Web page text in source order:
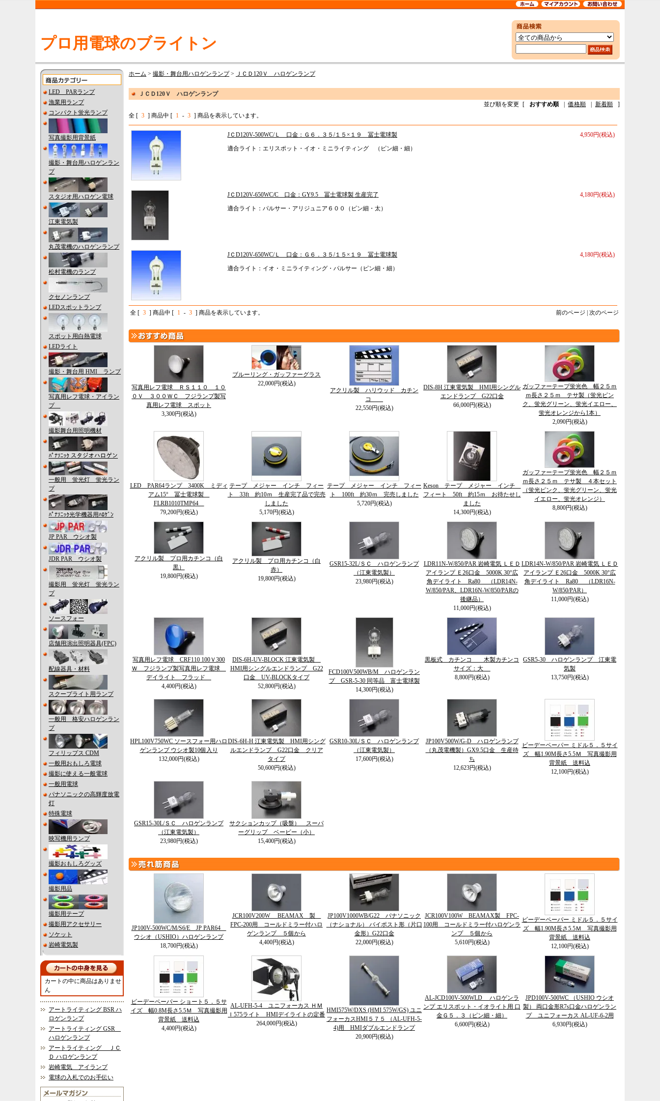
プロ用電球のブライトン
LED PARランプ
漁業用ランプ
コンパクト蛍光ランプ
写真撮影用背景紙
撮影・舞台用ハロゲンラン
プ
スタジオ用ハロゲン電球
江東電気製
丸茂電機のハロゲンランプ
松村電機のランプ
クセノンランプ
LEDスポットランプ
スポット用白熱電球
LEDライト
撮影・舞台用 HMI ランプ
写真用レフ電球・アイラン
プ
撮影舞台用照明機材
ﾊﾟﾅｿﾆｯｸ スタジオハロゲン
一般用 蛍光灯 蛍光ラン
プ
ﾊﾟﾅｿﾆｯｸ光学機器用ﾊﾛｹﾞﾝ
JP PAR ウシオ製
JDR PAR ウシオ製
撮影用 蛍光灯 蛍光ラン
プ
ソースフォー
店舗用演出照明器具(FPC)
配線器具・材料
スクープライト用ランプ
一般用 格安ハロゲンラン
プ
フィリップス CDM
一般用おもしろ電球
撮影に使える一般電球
一般用電球
パナソニックの高輝度放電
灯
特殊電球
映写機用ランプ
撮影おもしろグッズ
撮影用品
撮影用テープ
撮影用アクセサリー
ソケット
岩崎電気製
カートの中に商品はありませ
ん
アートライティング BSR ハ
ロゲンランプ
アートライティング GSR
ハロゲンランプ
アートライティング ＪＣ
Ｄ ハロゲンランプ
岩崎電気 アイランプ
電球の入札でのお手伝い
ホーム > 撮影・舞台用ハロゲンランプ> ＪＣＤ120Ｖ ハロゲンランプ
ＪＣＤ120Ｖ ハロゲンランプ
並び順を変更 [ おすすめ順 価格順 新着順
]
全 [ 3 ] 商品中 [ 1 - 3 ] 商品を表示しています。
4,950円(税込)
JＣD120V-500WC/Ｌ 口金：Ｇ６．３５/１５×１９ 冨士電球製
適合ライト：エリスポット・イオ・ミニライティング （ピン細・細）
4,180円(税込)
JＣD120V-650WC/C 口金：GY9.5 冨士電球製 生産完了
適合ライト：パルサー・アリジュニア６００（ピン細・太）
4,180円(税込)
JＣD120V-650WC/Ｌ 口金：Ｇ６．３５/１５×１９ 冨士電球製
適合ライト：イオ・ミニライティング・パルサー（ピン細・細）
全 [ 3 ] 商品中 [ 1 - 3 ] 商品を表示しています。 前のページ | 次のページ
写真用レフ電球 ＲＳ１１０ １０
０Ｖ ３００ＷＣ フジランプ製写
真用レフ電球 スポット
3,300円(税込)
ブルーリング・ガッファーグラス
22,000円(税込)
アクリル製 ハリウッド カチン
コ
22,550円(税込)
DIS-8H 江東電気製 HMI用シングル
エンドランプ G22口金
66,000円(税込)
ガッファーテープ蛍光色 幅２５ｍ
ｍ長さ２５ｍ テサ製（蛍光ピン
ク、蛍光グリーン、蛍光イエロー、
蛍光オレンジから1本）
2,090円(税込)
LED PAR64ランプ 3400K ミディ
アム15° 冨士電球製
FLRB1010TMP64
79,200円(税込)
テープ メジャー インチ フィー
ト 33ft 約10ｍ 生産完了品で完売
しました
5,170円(税込)
テープ メジャー インチ フィー
ト 100ft 約30ｍ 完売しました
5,720円(税込)
Keson テープ メジャー インチ
フィート 50ft 約15ｍ お待たせし
ました
14,300円(税込)
ガッファーテープ蛍光色 幅２５ｍ
ｍ長さ２５ｍ テサ製 ４本セット
（蛍光ピンク、蛍光グリーン、蛍光
イエロー、蛍光オレンジ）
8,800円(税込)
アクリル製 プロ用カチンコ（白
黒）
19,800円(税込)
アクリル製 プロ用カチンコ（白
赤）
19,800円(税込)
GSR15-32L/ＳＣ ハロゲンランプ
（江東電気製）
23,980円(税込)
LDR11N-W/850/PAR 岩崎電気 ＬＥＤ
アイランプ Ｅ26口金 5000K 30°広
角デイライト Ra80 （LDR14N-
W/850/PAR、LDR16N-W/850/PARの
後継品）
11,000円(税込)
LDR14N-W/850/PAR 岩崎電気 ＬＥＤ
アイランプ Ｅ26口金 5000K 30°広
角デイライト Ra80 （LDR16N-
W/850/PAR）
11,000円(税込)
写真用レフ電球 CRF110 100Ｖ300
Ｗ フジランプ製写真用レフ電球
デイライト フラッド
4,400円(税込)
DIS-6H-UV-BLOCK 江東電気製
HMI用シングルエンドランプ G22
口金 UV-BLOCKタイプ
52,800円(税込)
FCD100V500WB/M ハロゲンラン
プ GSR-5-30 同等品 富士電球製
14,300円(税込)
黒板式 カチンコ 木製カチンコ
サイズ：大
8,800円(税込)
GSR5-30 ハロゲンランプ 江東電
気製
13,750円(税込)
HPL100V750WC ソースフォー用ハロ
ゲンランプ ウシオ製10個入り
132,000円(税込)
DIS-6H-H 江東電気製 HMI用シング
ルエンドランプ G22口金 クリア
タイプ
50,600円(税込)
GSR10-30L/ＳＣ ハロゲンランプ
（江東電気製）
17,600円(税込)
JP100V500W/G-D ハロゲンランプ
（丸茂電機製）GX9.5口金 生産待
ち
12,623円(税込)
ビーデーペーパー ミドル５．５サイ
ズ 幅1.90M長さ5.5Ｍ 写真撮影用
背景紙 送料込
12,100円(税込)
GSR15-30L/ＳＣ ハロゲンランプ
（江東電気製）
23,980円(税込)
サクションカップ（吸盤） スーパ
ーグリップ ベービー（小）
15,400円(税込)
JP100V-500WC/M/S6/E JP PAR64
ウシオ（USHIO）ハロゲンランプ
18,700円(税込)
JCR100V200W BEAMAX 製
FPC-200用 コールドミラー付ハロ
ゲンランプ ５個から
4,400円(税込)
JP100V1000WB/G22 パナソニック
（ナショナル） バイポスト形（片口
金形）G22口金
22,000円(税込)
JCR100V100W BEAMAX製 FPC-
100用 コールドミラー付ハロゲンラ
ンプ ５個から
5,610円(税込)
ビーデーペーパー ミドル５．５サイ
ズ 幅1.90M長さ5.5Ｍ 写真撮影用
背景紙 送料込
12,100円(税込)
ビーデーペーパー ショート５．５サ
イズ 幅0.8M長さ5.5Ｍ 写真撮影用
背景紙 送料込
4,400円(税込)
AL-UFH-5-4 ユニフォーカス ＨＭ
Ｉ575ライト HMIデイライトの定番
264,000円(税込)
HMI575W/DXS (HMI 575W/GS) ユニ
フォーカスHMI５７５ （AL-UFH-5-
4)用 HMIダブルエンドランプ
20,900円(税込)
AL-JCD100V-500WLD ハロゲンラ
ンプ エリスポット・イオライト用 口
金Ｇ５．３（ピン細・細）
6,600円(税込)
JPD100V-500WC （USHIO ウシオ
製） 両口金形R7s口金ハロゲンラン
プ ユニフォーカス AL-UF-6-2用
6,930円(税込)